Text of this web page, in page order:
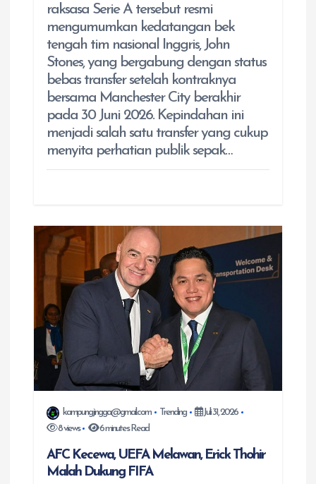
raksasa Serie A tersebut resmi
mengumumkan kedatangan bek
tengah tim nasional Inggris, John
Stones, yang bergabung dengan status
bebas transfer setelah kontraknya
bersama Manchester City berakhir
pada 30 Juni 2026. Kepindahan ini
menjadi salah satu transfer yang cukup
menyita perhatian publik sepak…
kampungjingga@gmail.com Trending
Juli 31, 2026
8 views
6 minutes Read
AFC Kecewa, UEFA Melawan, Erick Thohir
Malah Dukung FIFA